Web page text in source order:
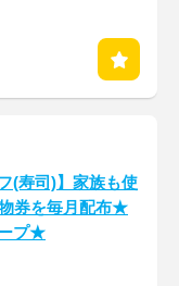
(寿司)】家族も使
券を毎月配布★
プ★